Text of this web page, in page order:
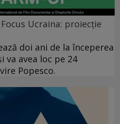
Ucraina: proiecție
doi ani de la începerea
va avea loc pe 24
Popesco.